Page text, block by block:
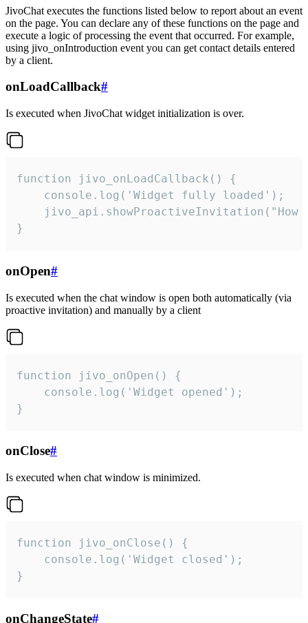
JivoChat executes the functions listed below to report about an event
on the page. You can declare any of these functions on the page and
execute a logic of processing the event that occurred. For example,
using jivo_onIntroduction event you can get contact details entered
by a client.
onLoadCallback#
Is executed when JivoChat widget initialization is over.
function jivo_onLoadCallback() {
    console.log('Widget fully loaded');
jivo_api.showProactiveInvitation("How
}
onOpen#
Is executed when the chat window is open both automatically (via
proactive invitation) and manually by a client
function jivo_onOpen() {
    console.log('Widget opened');
}
onClose#
Is executed when chat window is minimized.
function jivo_onClose() {
    console.log('Widget closed');
}
onChangeState#